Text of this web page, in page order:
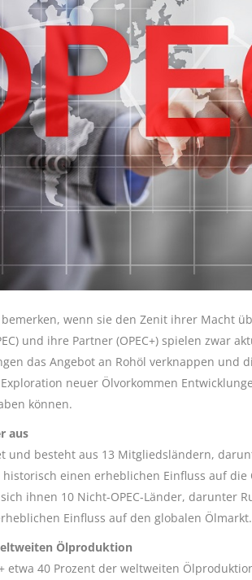
wenn sie den Zenit ihrer Macht
und ihre Partner (OPEC+) spielen zwar
das Angebot an Rohöl verknappen und
neuer Ölvorkommen
können.
aus
und besteht aus 13 Mitgliedsländern,
historisch einen erheblichen Einfluss auf
ihnen 10 Nicht-OPEC-Länder, darunter
Einfluss auf den globalen Ölmarkt.
Ölproduktion
etwa 40 Prozent der weltweiten